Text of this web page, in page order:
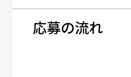
応募の流れ